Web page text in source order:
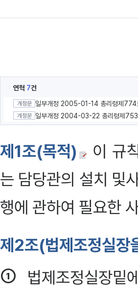
연혁 7건
개정문 일부개정 2005-01-14 총리령제774
개정문 일부개정 2004-03-22 총리령제
제1조(목적)
이 규
는 담당관의 설치 및
행에 관하여 필요한
제2조(법제조정실장
①
법제조정실장밑